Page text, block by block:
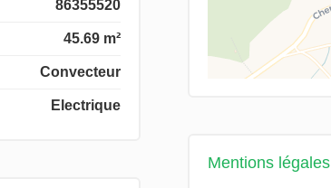
86355520
45.69 m²
Convecteur
Electrique
Mentions légales